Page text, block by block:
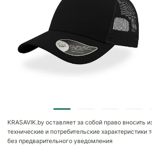
KRASAVIK.by оставляет за собой право вносить
технические и потребительские характеристики
без предварительного уведомления